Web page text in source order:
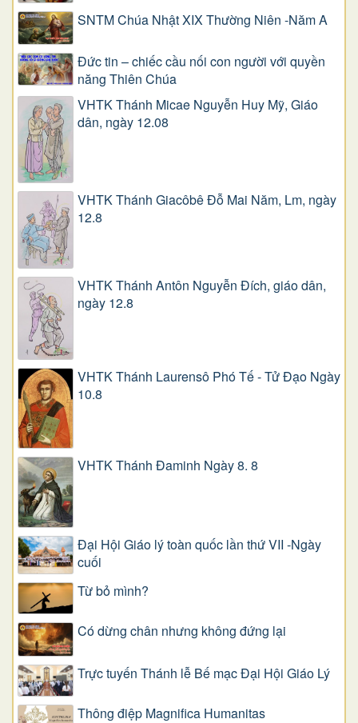
SNTM Chúa Nhật XIX Thường Niên -Năm A
Đức tin – chiếc cầu nối con người với quyền
năng Thiên Chúa
VHTK Thánh Micae Nguyễn Huy Mỹ, Giáo
dân, ngày 12.08
VHTK Thánh Giacôbê Ðỗ Mai Năm, Lm, ngày
12.8
VHTK Thánh Antôn Nguyễn Ðích, giáo dân,
ngày 12.8
VHTK Thánh Laurensô Phó Tế - Tử Đạo Ngày
10.8
VHTK Thánh Đaminh Ngày 8. 8
Đại Hội Giáo lý toàn quốc lần thứ VII -Ngày
cuối
Từ bỏ mình?
Có dừng chân nhưng không đứng lại
Trực tuyến Thánh lễ Bế mạc Đại Hội Giáo Lý
Thông điệp Magnifica Humanitas